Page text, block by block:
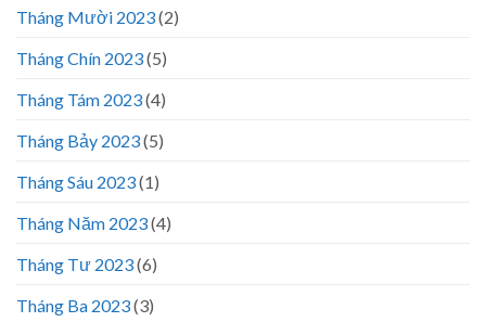
Tháng Mười 2023(2)
Tháng Chín 2023(5)
Tháng Tám 2023(4)
Tháng Bảy 2023(5)
Tháng Sáu 2023(1)
Tháng Năm 2023(4)
Tháng Tư 2023(6)
Tháng Ba 2023(3)